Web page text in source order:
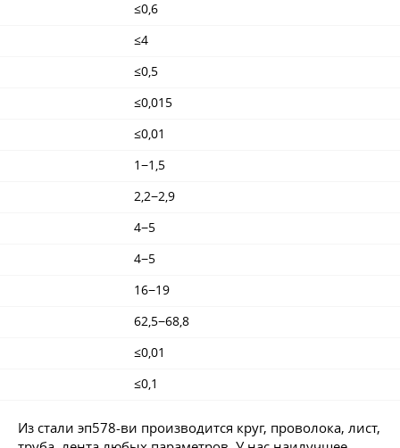
≤0,6
≤4
≤0,5
≤0,015
≤0,01
1−1,5
2,2−2,9
4−5
4−5
16−19
62,5−68,8
≤0,01
≤0,1
Из стали эп578-ви производится круг, проволока, лист,